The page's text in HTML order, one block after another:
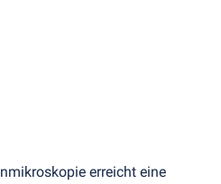
erreicht eine